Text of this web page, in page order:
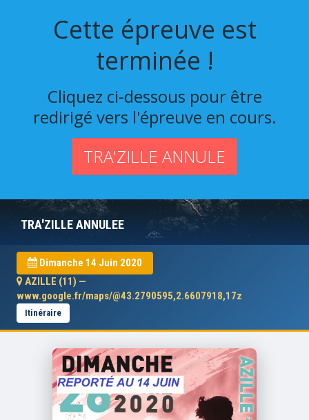
Cette épreuve est
terminée !
Cliquez ci-dessous pour être
redirigé vers l'épreuve en cours.
TRA'ZILLE ANNULE
TRA'ZILLE ANNULEE
Dimanche 14 Juin 2020
AZILLE (11) —
www.google.fr/maps/@43.2790595,2.6607918,17z
Itinéraire